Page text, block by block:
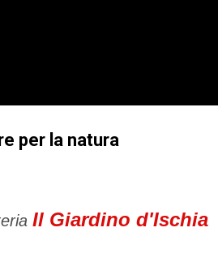
per la natura
Il Giardino d'Ischia